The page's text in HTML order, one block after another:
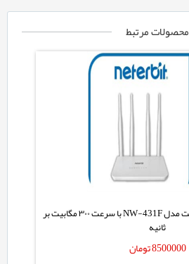
محصولات مرتبط
مودم روتر بی سیم نتربیت مدل NW-431F با سرعت ۳۰۰ مگابیت بر
ثانیه
8500000تومان